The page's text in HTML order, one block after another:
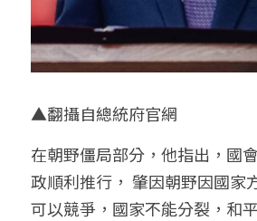
▲翻攝自總統府官網
在朝野僵局部分，他指出，國
政順利推行， 肇因朝野因國家
可以競爭，國家不能分裂，和